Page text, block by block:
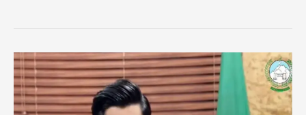
27
ستمبر
کو
اسلام